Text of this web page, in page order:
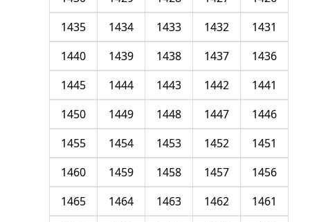
1431
1432
1433
1434
1435
1436
1437
1438
1439
1440
1441
1442
1443
1444
1445
1446
1447
1448
1449
1450
1451
1452
1453
1454
1455
1456
1457
1458
1459
1460
1461
1462
1463
1464
1465